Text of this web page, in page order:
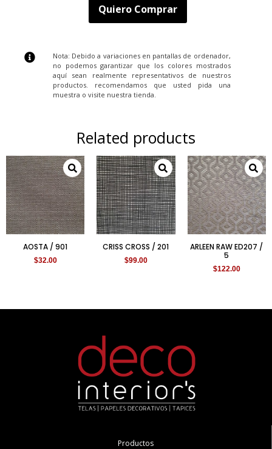
Quiero Comprar
Nota: Debido a variaciones en pantallas de ordenador,
no podemos garantizar que los colores mostrados
aquí sean realmente representativos de nuestros
productos. recomendamos que usted pida una
muestra o visite nuestra tienda.
Related products
AOSTA / 901
$32.00
CRISS CROSS / 201
$99.00
ARLEEN RAW ED207 /
5
$122.00
Productos